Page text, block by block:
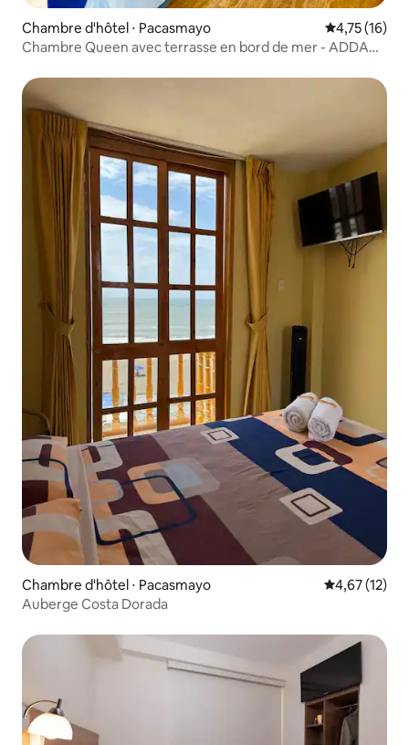
Chambre d'hôtel ⋅ Pacasmayo Évaluation
4,75 (16)
Chambre Queen avec terrasse en bord de mer - ADDA
Chambre d'hôtel ⋅ Pacasmayo Évaluation
4,67 (12)
Auberge Costa Dorada